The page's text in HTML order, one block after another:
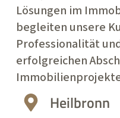
Lösungen im
begleiten unsere
Professionalität
erfolgreichen
Heilbronn